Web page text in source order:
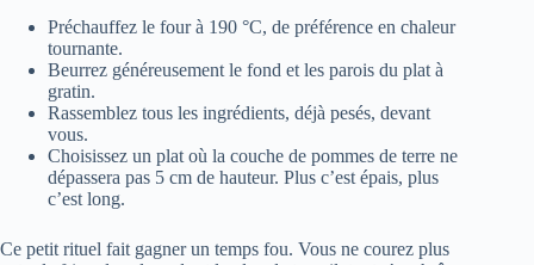
Préchauffez le four à 190 °C, de préférence en chaleur
tournante.
Beurrez généreusement le fond et les parois du plat à
gratin.
Rassemblez tous les ingrédients, déjà pesés, devant
vous.
Choisissez un plat où la couche de pommes de terre ne
dépassera pas 5 cm de hauteur. Plus c’est épais, plus
c’est long.
Ce petit rituel fait gagner un temps fou. Vous ne courez plus